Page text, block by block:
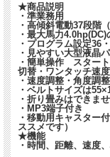
★商品説明
・準業務用
・高傾斜電動37段階
・最大馬力
・プログラム設定36
・見やすい大型液晶
・簡単操作 スター
切替・ワンタッチ速
・速度調整・角度調
・ベルトサイズは
・折り畳みはできま
・MP3端子付き
・移動用キャスター
ススメです）
★機能
・時間、距離、速度